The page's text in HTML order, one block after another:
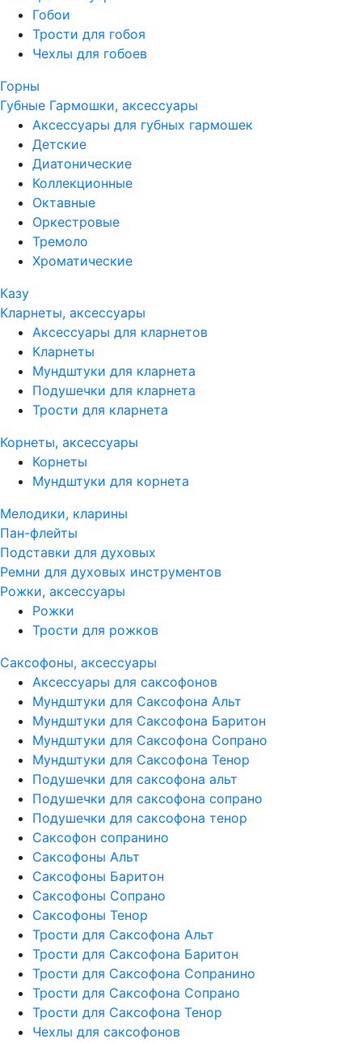
Гобои
Трости для гобоя
Чехлы для гобоев
Горны
Губные Гармошки, аксессуары
Аксессуары для губных гармошек
Детские
Диатонические
Коллекционные
Октавные
Оркестровые
Тремоло
Хроматические
Казу
Кларнеты, аксессуары
Аксессуары для кларнетов
Кларнеты
Мундштуки для кларнета
Подушечки для кларнета
Трости для кларнета
Корнеты, аксессуары
Корнеты
Мундштуки для корнета
Мелодики, кларины
Пан-флейты
Подставки для духовых
Ремни для духовых инструментов
Рожки, аксессуары
Рожки
Трости для рожков
Саксофоны, аксессуары
Аксессуары для саксофонов
Мундштуки для Саксофона Альт
Мундштуки для Саксофона Баритон
Мундштуки для Саксофона Сопрано
Мундштуки для Саксофона Тенор
Подушечки для саксофона альт
Подушечки для саксофона сопрано
Подушечки для саксофона тенор
Саксофон сопранино
Саксофоны Альт
Саксофоны Баритон
Саксофоны Сопрано
Саксофоны Тенор
Трости для Саксофона Альт
Трости для Саксофона Баритон
Трости для Саксофона Сопранино
Трости для Саксофона Сопрано
Трости для Саксофона Тенор
Чехлы для саксофонов